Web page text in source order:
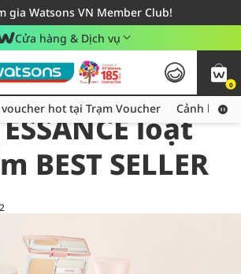
gia Watsons VN Member Club!
giao hàng cho đơn hàng từ 249,000Đ
24h - Áp dụng khu vực TP. Hồ Chí Minh
Cửa hàng & Dịch vụ
0
Thu thập thêm voucher hot tại Trạm Voucher
hot tại Trạm Voucher Cảnh báo
loạt
BEST SELLER